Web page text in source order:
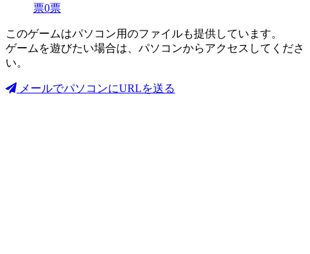
票0票
このゲームはパソコン用のファイルも提供しています。
ゲームを遊びたい場合は、パソコンからアクセスしてくださ
い。
メールでパソコンにURLを送る